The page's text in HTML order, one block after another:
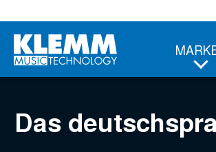
Hauptinhalt
Das